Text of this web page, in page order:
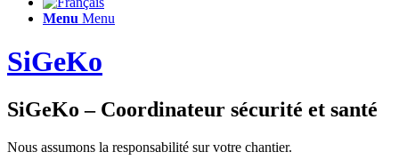
Menu Menu
SiGeKo
SiGeKo – Coordinateur sécurité et santé
Nous assumons la responsabilité sur votre chantier.